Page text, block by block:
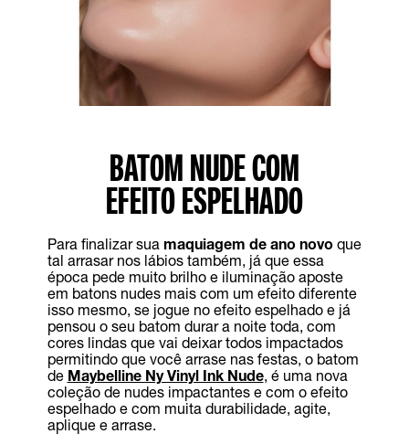
BATOM NUDE COM
EFEITO ESPELHADO
Para finalizar sua maquiagem de ano novoque
tal arrasar nos lábios também, já que essa
época pede muito brilho e iluminação aposte
em batons nudes mais com um efeito diferente
isso mesmo, se jogue no efeito espelhado e já
pensou o seu batom durar a noite toda, com
cores lindas que vai deixar todos impactados
permitindo que você arrase nas festas, o batom
de Maybelline Ny Vinyl Ink Nude, é uma nova
coleção de nudes impactantes e com o efeito
espelhado e com muita durabilidade, agite,
aplique e arrase.